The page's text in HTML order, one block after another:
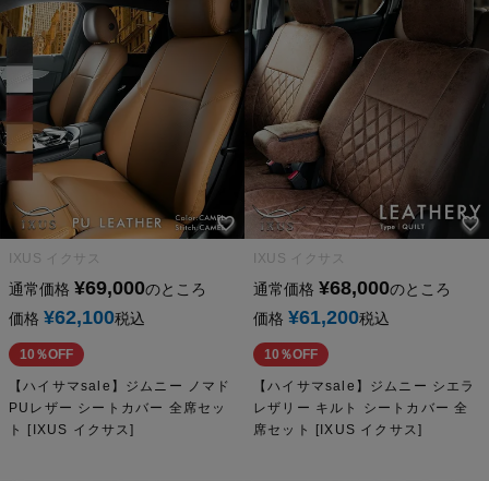
IXUS イクサス
通常価格 ¥69,000のところ
価格 ¥62,100税込
10％OFF
【ハイサマsale】ジムニー ノマド
PUレザー シートカバー 全席セッ
ト [IXUS イクサス]
IXUS イクサス
通常価格 ¥68,000のところ
価格 ¥61,200税込
10％OFF
【ハイサマsale】ジムニー シエラ
レザリー キルト シートカバー 全
席セット [IXUS イクサス]